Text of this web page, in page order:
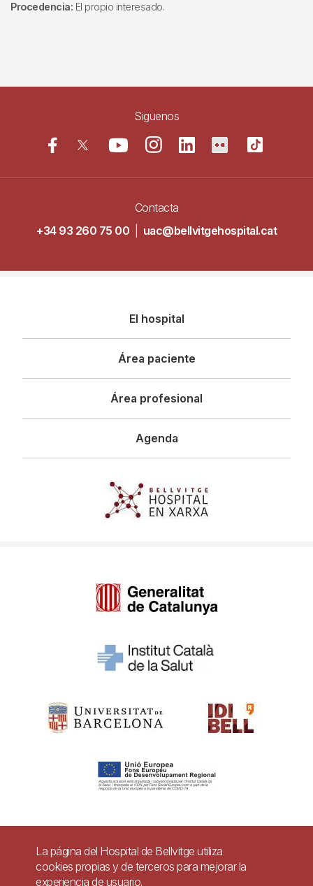
Procedencia: El propio interesado.
Siguenos
Contacta
+34 93 260 75 00
uac@bellvitgehospital.cat
principal
El hospital
Área paciente
Área profesional
Agenda
Pie
Contacto
La página del Hospital de Bellvitge utiliza
cookies propias y de terceros para mejorar la
experiencia de usuario.